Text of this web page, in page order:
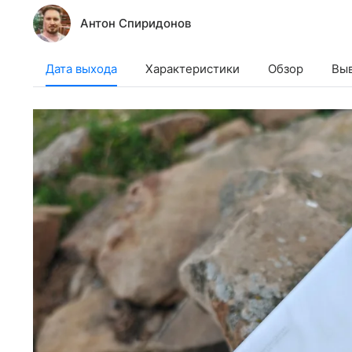
Антон Спиридонов
Дата выхода Характеристики Обзор